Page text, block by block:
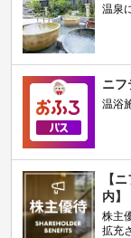
温泉
ニフ
温浴
【
内】
株主
拡充